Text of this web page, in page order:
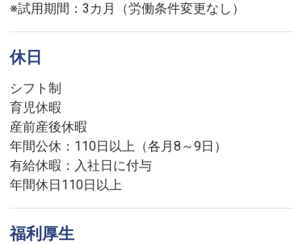
※試用期間：3カ月（労働条件変更なし）
休日
シフト制
育児休暇
産前産後休暇
年間公休：110日以上（各月8～9日）
有給休暇：入社日に付与
年間休日110日以上
福利厚生